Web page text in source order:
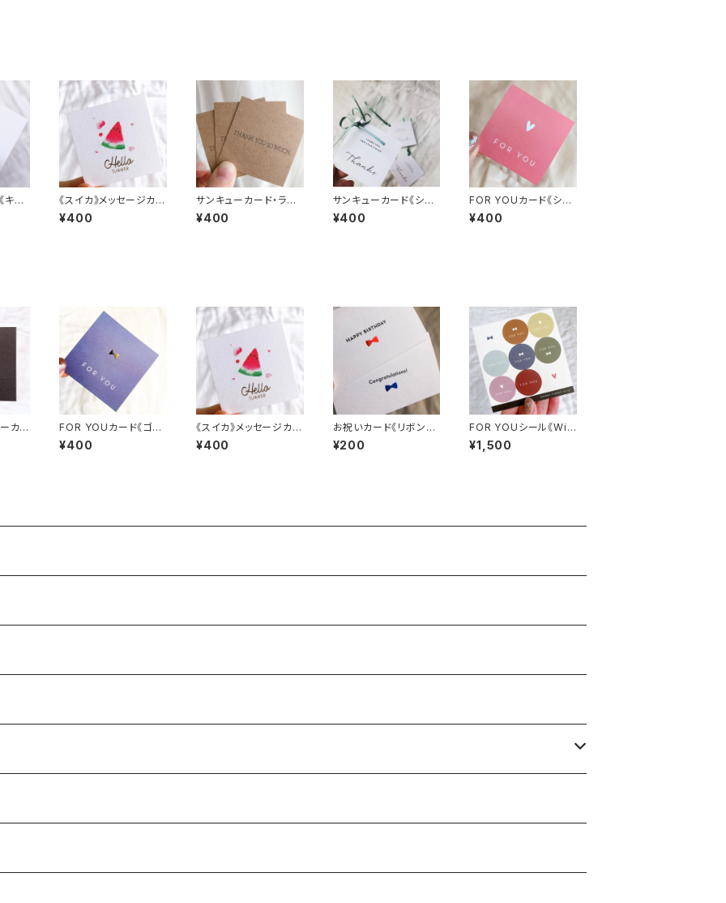
キラ
《スイカ》メッセージカー
ド
¥400
サンキューカード・ラフ
《クラフト》
¥400
サンキューカード《シン
プル》
¥400
FOR YOUカード《シル
バーハート》
¥400
カー
FOR YOUカード《ゴー
ルドリボン》
¥400
《スイカ》メッセージカー
ド
¥400
お祝いカード《リボン箔
押し》封筒セット
¥200
FOR YOUシール《Win
ter》
¥1,500